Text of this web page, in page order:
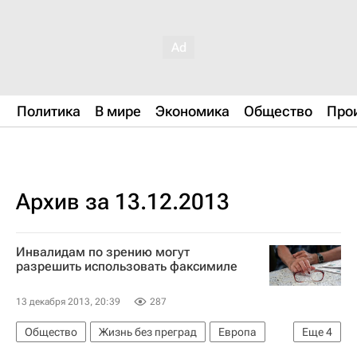
Политика В мире Экономика Общество
Архив за 13.12.2013
Инвалидам по зрению могут
разрешить использовать факсимиле
13 декабря 2013, 20:39 287
Еще4
Общество Жизнь без преград
Европа